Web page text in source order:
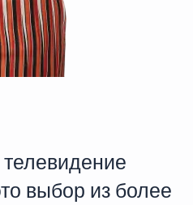
выбор из более